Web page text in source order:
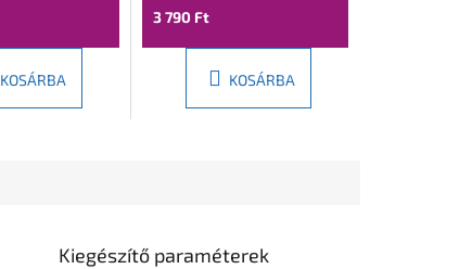
KOSÁRBA
3 790 Ft
KOSÁRBA
Kiegészítő paraméterek